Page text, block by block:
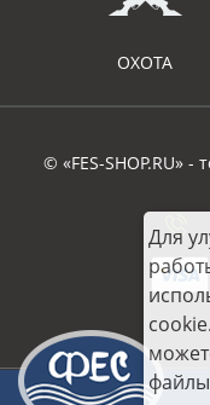
ОХОТА
© «FES-SHOP.RU»
Для